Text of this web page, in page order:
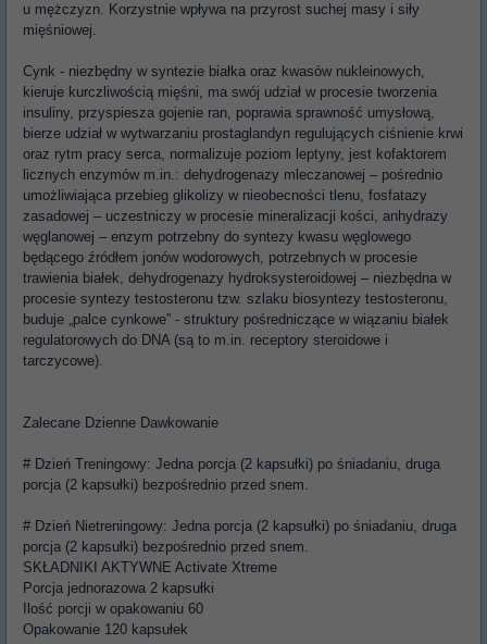
u mężczyzn. Korzystnie wpływa na przyrost suchej masy i siły
mięśniowej.
Cynk - niezbędny w syntezie białka oraz kwasów nukleinowych,
kieruje kurczliwością mięśni, ma swój udział w procesie tworzenia
insuliny, przyspiesza gojenie ran, poprawia sprawność umysłową,
bierze udział w wytwarzaniu prostaglandyn regulujących ciśnienie krwi
oraz rytm pracy serca, normalizuje poziom leptyny, jest kofaktorem
licznych enzymów m.in.: dehydrogenazy mleczanowej – pośrednio
umożliwiająca przebieg glikolizy w nieobecności tlenu, fosfatazy
zasadowej – uczestniczy w procesie mineralizacji kości, anhydrazy
węglanowej – enzym potrzebny do syntezy kwasu węglowego
będącego źródłem jonów wodorowych, potrzebnych w procesie
trawienia białek, dehydrogenazy hydroksysteroidowej – niezbędna w
procesie syntezy testosteronu tzw. szlaku biosyntezy testosteronu,
buduje „palce cynkowe” - struktury pośredniczące w wiązaniu białek
regulatorowych do DNA (są to m.in. receptory steroidowe i
tarczycowe).
Zalecane Dzienne Dawkowanie
# Dzień Treningowy: Jedna porcja (2 kapsułki) po śniadaniu, druga
porcja (2 kapsułki) bezpośrednio przed snem.
# Dzień Nietreningowy: Jedna porcja (2 kapsułki) po śniadaniu, druga
porcja (2 kapsułki) bezpośrednio przed snem.
SKŁADNIKI AKTYWNE Activate Xtreme
Porcja jednorazowa 2 kapsułki
Ilość porcji w opakowaniu 60
Opakowanie 120 kapsułek